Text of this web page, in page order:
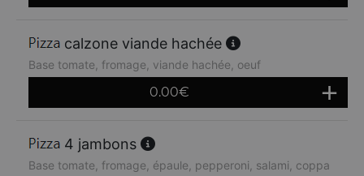
calzone viande hachée
Base tomate, fromage, viande hachée, oeuf
0.00€
4 jambons
Base tomate, fromage, épaule, pepperoni, salami, coppa